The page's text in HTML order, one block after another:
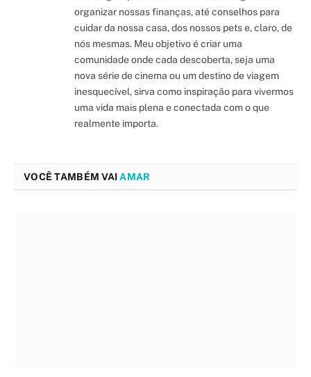
organizar nossas finanças, até conselhos para
cuidar da nossa casa, dos nossos pets e, claro, de
nós mesmas. Meu objetivo é criar uma
comunidade onde cada descoberta, seja uma
nova série de cinema ou um destino de viagem
inesquecível, sirva como inspiração para vivermos
uma vida mais plena e conectada com o que
realmente importa.
VOCÊ TAMBÉM VAI AMAR